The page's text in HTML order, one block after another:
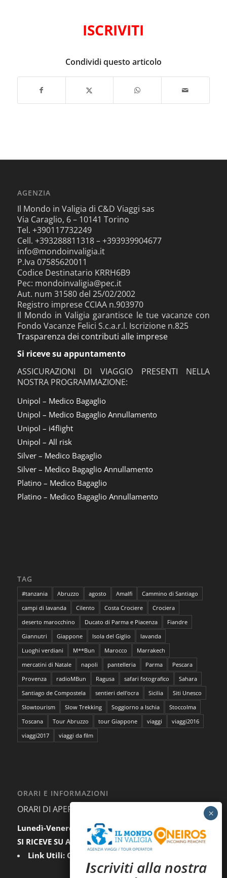
ISCRIVITI
Condividi questo articolo
AGENZIA
Il Mondo in Valigia di C&D Viaggi sas
Via Caraglio, 6 – 10141 Torino
Tel. +390117732249
Cell. +393288811318 – +393939904677
info@mondoinvaligia.it
P.Iva 07585620011
Codice Destinatario KRRH6B9
Pec: mondoinvaligia@pec.it
Aut. num 31580 del 25/02/2002
Registro imprese CCIAA n.903970
Il Mondo in Valigia garantisce le tue vacanze con
Fondo Vacanze Felici S.c.a.r.l. Iscrizione n.825
Trasparenza dei contributi alle imprese
Si riceve su appuntamento
ASSICURAZIONI DI VIAGGIO PRESENTI NELLA
NOSTRA PROGRAMMAZIONE:
Unipol – Medico Bagaglio
Unipol – Medico Bagaglio Annullamento
Unipol – i4flight
Unipol – All risk
Silver – Medico Bagaglio
Silver – Medico Bagaglio Annullamento
Platino – Medico Bagaglio
Platino – Medico Bagaglio Annullamento
TAG
#tanzania Abruzzo agosto Amalfi
Cammino di Santiago
campi di lavanda
Cilento Costa Crociere
Crociera
deserto marocchino
Ducato di Parma e Piacenza
Fiandre
Giannutri
Giappone Isola del Giglio
lavanda
Luoghi verdiani
M**Bun Marocco
Marrakech
mercatini di Natale
napoli pantelleria Parma
Pescara
Provenza
radioMBun Ragusa safari fotografico
Sahara
Santiago de Compostela
sentieri dell'ocra Sicilia
Siti Unesco
Slowtourism
Slow Trekking Soggiorno a Ischia
Stoccolma
Toscana
Tour Abruzzo tour Giappone viaggi
viaggi2016
viaggi2017
viaggi da film
ORARI E INFORMAZIONI
ORARI DI APERTURA AL PUBBLICO:
Lunedì-Venerdì:
9.30-12.30 / 15.00-18.00
SI RICEVE SU APPUNTAMENTO
Link Utili: Condizioni Generali
Iscriviti alla nostra